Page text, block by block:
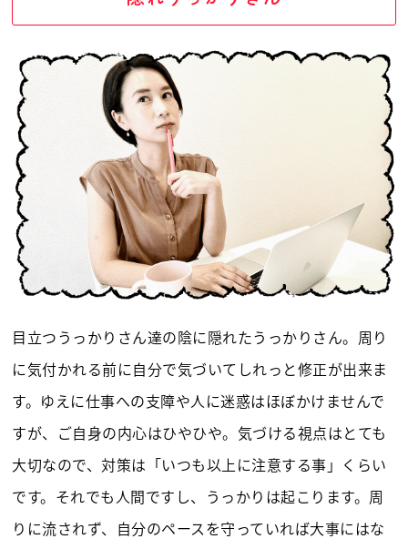
目立つうっかりさん達の陰に隠れたうっかりさん。周り
に気付かれる前に自分で気づいてしれっと修正が出来ま
す。ゆえに仕事への支障や人に迷惑はほぼかけませんで
すが、ご自身の内心はひやひや。気づける視点はとても
大切なので、対策は「いつも以上に注意する事」くらい
です。それでも人間ですし、うっかりは起こります。周
りに流されず、自分のペースを守っていれば大事にはな